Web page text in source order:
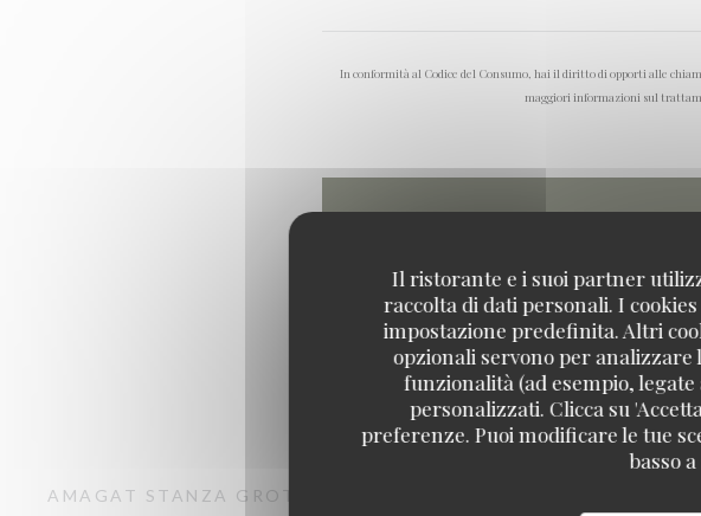
Il ristorante e i suoi partner
raccolta di dati personali. I
impostazione predefinita. Altri
opzionali servono per
funzionalità (ad esempio,
personalizzati. Clicca su
preferenze. Puoi modificare le tue
basso
In conformità al Codice del Consumo, hai il diritto di opporti alle
maggiori informazioni sul
AMAGAT STANZA GROTTA